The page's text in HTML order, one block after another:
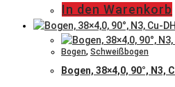
In den Warenkorb
Bogen, Schweißbogen
Bogen, 38×4,0, 90°, N3,